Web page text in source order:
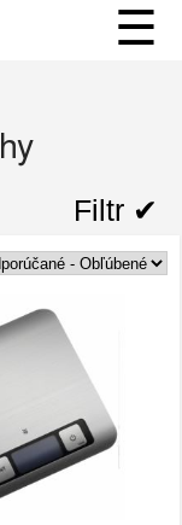
☰
Filtr ✔︎